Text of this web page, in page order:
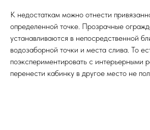
К недостаткам можно отнести
определенной точке. Прозрачные
устанавливаются в непосредственной
водозаборной точки и места слива. То
поэкспериментировать с интерьерными
перенести кабинку в другое место не